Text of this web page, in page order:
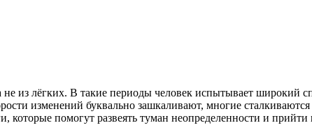
из лёгких. В такие периоды человек испытывает широкий
изменений буквально зашкаливают, многие сталкиваются
помогут развеять туман неопределенности и прийти